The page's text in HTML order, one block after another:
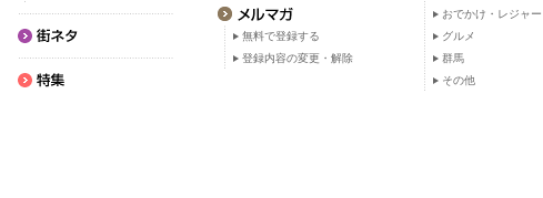
無料で登録する
登録内容の変更・解除
おでかけ・レジャー
グルメ
群馬
その他